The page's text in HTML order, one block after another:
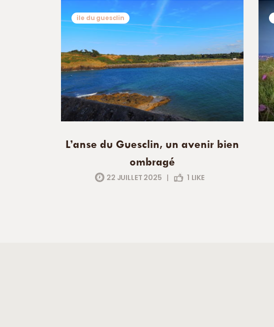
ile du guesclin
L’anse du Guesclin, un avenir bien
ombragé
22 JUILLET 2025 | 1 LIKE